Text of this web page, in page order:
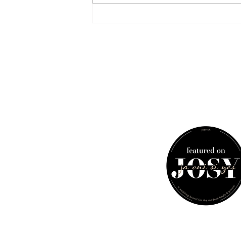
gelacht wird. Bei der Tränen